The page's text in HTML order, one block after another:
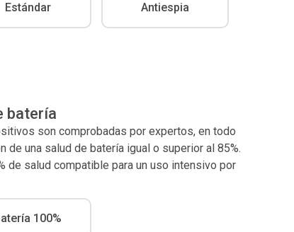
Estándar Antiespia
batería
son comprobadas por expertos, en todo
de una salud de batería igual o superior al 85%.
de salud compatible para un uso intensivo por
100%